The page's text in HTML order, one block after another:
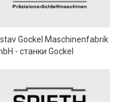
Gockel Maschinenfabrik
- станки Gockel